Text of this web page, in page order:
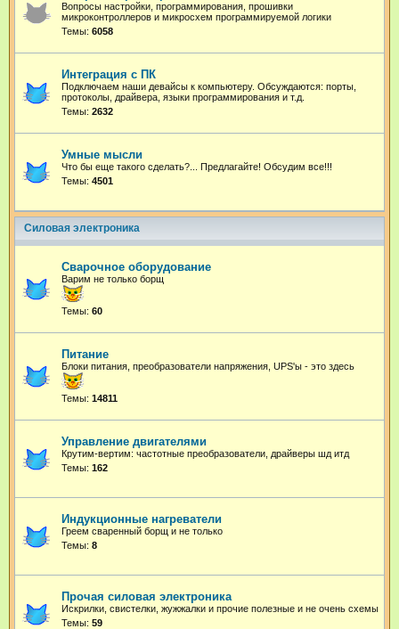
Вопросы настройки, программирования, прошивки
микроконтроллеров и микросхем программируемой логики
Темы: 6058
Интеграция с ПК
Подключаем наши девайсы к компьютеру. Обсуждаются: порты,
протоколы, драйвера, языки программирования и т.д.
Темы: 2632
Умные мысли
Что бы еще такого сделать?... Предлагайте! Обсудим все!!!
Темы: 4501
Силовая электроника
Сварочное оборудование
Варим не только борщ
Темы: 60
Питание
Блоки питания, преобразователи напряжения, UPS'ы - это здесь
Темы: 14811
Управление двигателями
Крутим-вертим: частотные преобразователи, драйверы шд итд
Темы: 162
Индукционные нагреватели
Греем сваренный борщ и не только
Темы: 8
Прочая силовая электроника
Искрилки, свистелки, жужжалки и прочие полезные и не очень схемы
Темы: 59